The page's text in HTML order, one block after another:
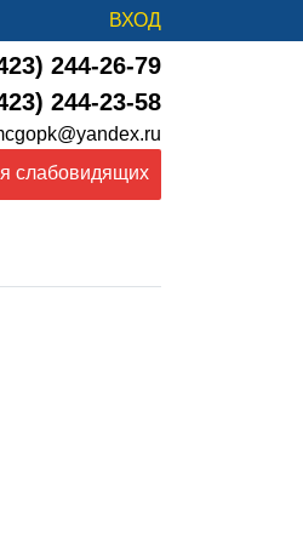
ВХОД
244-26-79
244-23-58
слабовидящих